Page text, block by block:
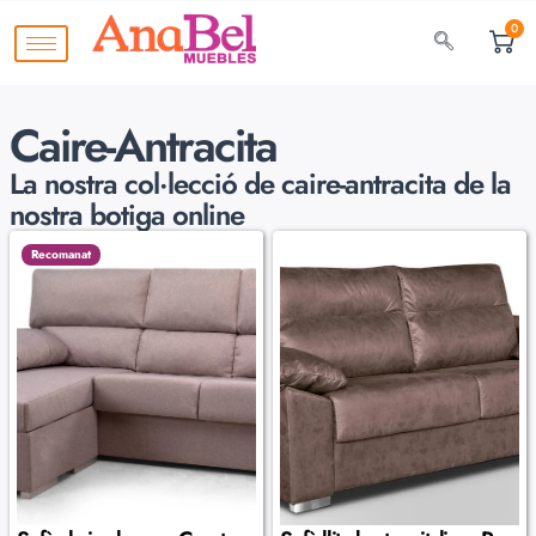
0
Caire-Antracita
La nostra col·lecció decaire-antracita de la
nostra botiga online
Recomanat